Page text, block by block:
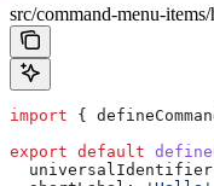
src/command-menu-
import {
export default